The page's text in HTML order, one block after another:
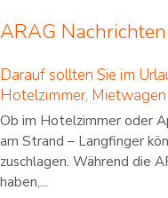
ARAG Nachrichten
Darauf sollten Sie im
Hotelzimmer, Mietwagen
Ob im Hotelzimmer oder
am Strand – Langfinger
zuschlagen. Während die
haben,...